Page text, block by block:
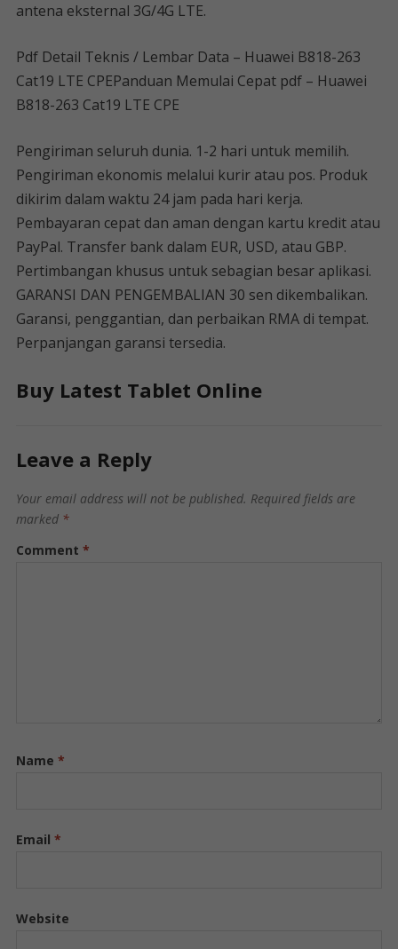
antena eksternal 3G/4G LTE.
Pdf Detail Teknis / Lembar Data – Huawei B818-263
Cat19 LTE ​​​​CPEPanduan Memulai Cepat pdf – Huawei
B818-263 Cat19 LTE ​​​​CPE
Pengiriman seluruh dunia. 1-2 hari untuk memilih.
Pengiriman ekonomis melalui kurir atau pos. Produk
dikirim dalam waktu 24 jam pada hari kerja.
Pembayaran cepat dan aman dengan kartu kredit atau
PayPal. Transfer bank dalam EUR, USD, atau GBP.
Pertimbangan khusus untuk sebagian besar aplikasi.
GARANSI DAN PENGEMBALIAN 30 sen dikembalikan.
Garansi, penggantian, dan perbaikan RMA di tempat.
Perpanjangan garansi tersedia.
Buy Latest Tablet Online
Leave a Reply
Your email address will not be published. Required fields are
marked *
Comment *
Name *
Email *
Website